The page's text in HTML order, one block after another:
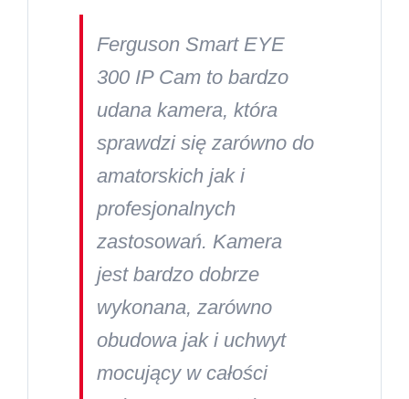
Ferguson Smart EYE
300 IP Cam to bardzo
udana kamera, która
sprawdzi się zarówno do
amatorskich jak i
profesjonalnych
zastosowań. Kamera
jest bardzo dobrze
wykonana, zarówno
obudowa jak i uchwyt
mocujący w całości